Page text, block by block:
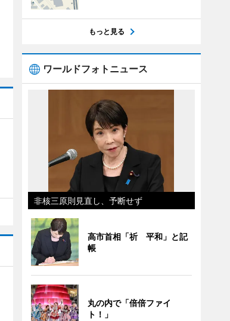
もっと見る
ワールドフォトニュース
非核三原則見直し、予断せず
高市首相「祈 平和」と記
帳
丸の内で「倍倍ファイ
ト！」